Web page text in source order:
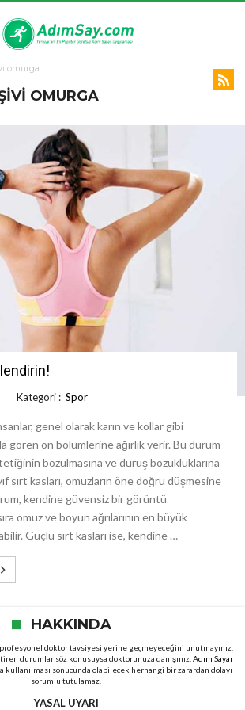
omurga
OMURGA
Kategori : Spor
genel olarak karın ve kollar gibi
gören ön bölümlerine ağırlık verir. Bu durum
bozulmasına ve duruş bozukluklarına
sırt kasları, omuzların öne doğru düşmesine
kendine güvensiz bir görüntü
omuz ve boyun ağrılarının en büyük
Güçlü sırt kasları ise, kendine …
HAKKINDA
doktor tavsiyesi yerine geçmeyeceğini unutmayınız.
durumlar söz konusuysa doktorunuza danışınız. Adım Sayar
kullanılması sonucunda olabilecek herhangi bir zarardan dolayı
sorumlu tutulamaz.
YASAL UYARI